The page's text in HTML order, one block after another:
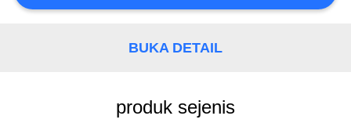
KESALAHAN
BUKA DETAIL
produk sejenis